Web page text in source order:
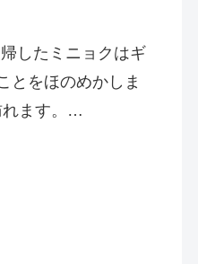
したミニョクはギ
とをほのめかしま
れます。…